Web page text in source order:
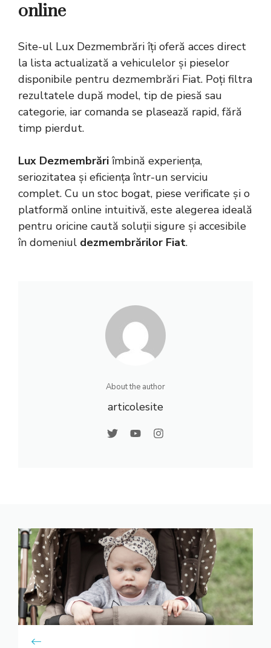
online
Site-ul Lux Dezmembrări îți oferă acces direct
la lista actualizată a vehiculelor și pieselor
disponibile pentru dezmembrări Fiat. Poți filtra
rezultatele după model, tip de piesă sau
categorie, iar comanda se plasează rapid, fără
timp pierdut.
Lux Dezmembrări îmbină experiența,
seriozitatea și eficiența într-un serviciu
complet. Cu un stoc bogat, piese verificate și o
platformă online intuitivă, este alegerea ideală
pentru oricine caută soluții sigure și accesibile
în domeniul dezmembrărilor Fiat.
About the author
articolesite